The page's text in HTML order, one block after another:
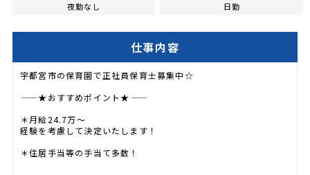
夜勤なし 日勤
仕事内容
宇都宮市の保育園で正社員保育士募集中☆
―――――★おすすめポイント★―――――
＊月給24.7万～
経験を考慮して決定いたします！
＊住居手当等の手当て多数！